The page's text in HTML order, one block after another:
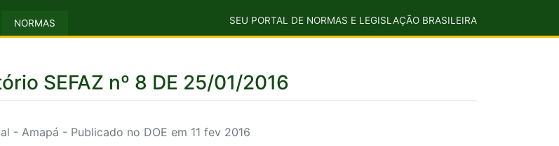
NORMAS SEU PORTAL DE NORMAS E LEGISLAÇÃO BRASILEIRA
SEFAZ nº 8 DE 25/01/2016
- Amapá - Publicado no DOE em 11 fev 2016